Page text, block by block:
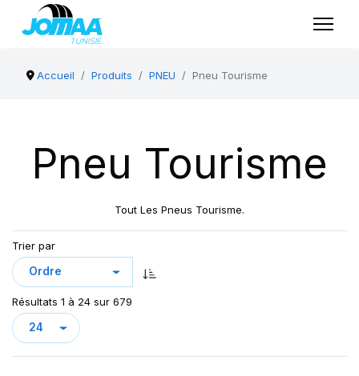
Accueil Produits PNEU Pneu Tourisme
Pneu Tourisme
Tout Les Pneus Tourisme.
Trier par
Résultats 1 à 24 sur 679